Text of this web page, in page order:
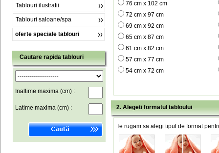
Tablouri ilustratii
Tablouri saloane/spa
oferte speciale tablouri
Cautare rapida tablouri
Inaltime maxima (cm) :
Latime maxima (cm) :
76 cm x 102 cm
72 cm x 97 cm
69 cm x 92 cm
65 cm x 87 cm
61 cm x 82 cm
57 cm x 77 cm
54 cm x 72 cm
2. Alegeti formatul tabloului
Te rugam sa alegi tipul de format